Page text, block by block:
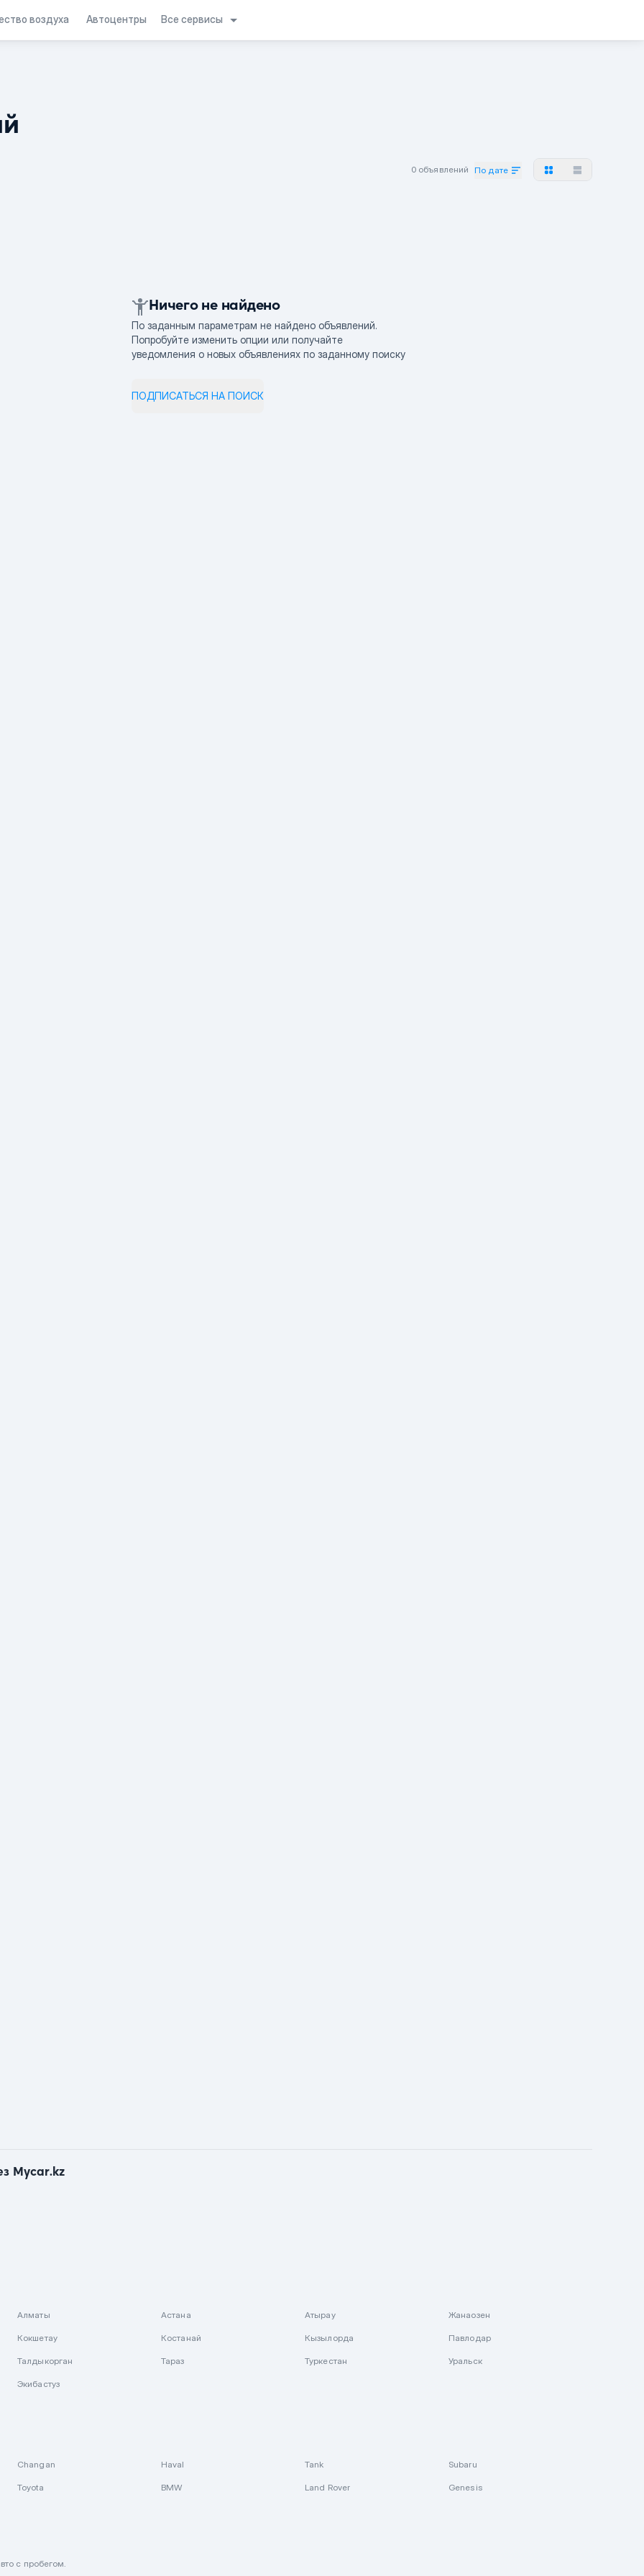
воздуха Автоцентры Все сервисы
0 объявлений По дате
Ничего не найдено
По заданным параметрам не найдено объявлений.
Попробуйте изменить опции или получайте
уведомления о новых объявлениях по заданному поиску
ПОДПИСАТЬСЯ НА ПОИСК
Mycar.kz
Алматы Астана Атырау Жанаозен
Кокшетау Костанай Кызылорда Павлодар
Талдыкорган Тараз Туркестан Уральск
Экибастуз
Changan Haval Tank Subaru
Toyota BMW Land Rover Genesis
с пробегом.